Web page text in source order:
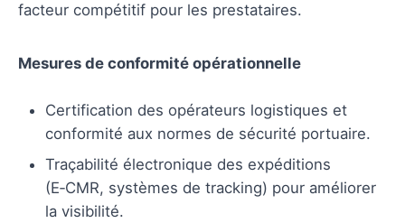
facteur compétitif pour les prestataires.
Mesures de conformité opérationnelle
Certification des opérateurs logistiques et
conformité aux normes de sécurité portuaire.
Traçabilité électronique des expéditions
(E‑CMR, systèmes de tracking) pour améliorer
la visibilité.